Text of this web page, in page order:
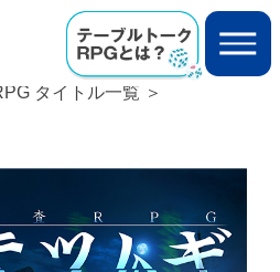
タイトル一覧